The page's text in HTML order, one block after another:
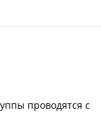
проводятся с